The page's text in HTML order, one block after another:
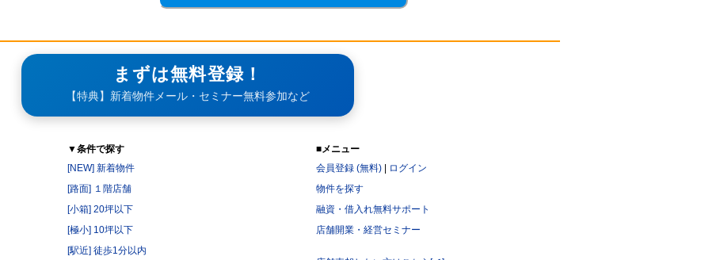
まずは無料登録！
【特典】新着物件メール・セミナー無料参加など
▼条件で探す
[NEW] 新着物件
[路面] １階店舗
[小箱] 20坪以下
[極小] 10坪以下
[駅近] 徒歩1分以内
■メニュー
会員登録 (無料)| ログイン
物件を探す
融資・借入れ無料サポート
店舗開業・経営セミナー